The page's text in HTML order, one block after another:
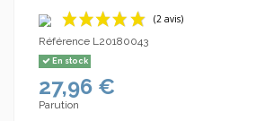
Référence L20180043
En stock
27,96 €
Parution